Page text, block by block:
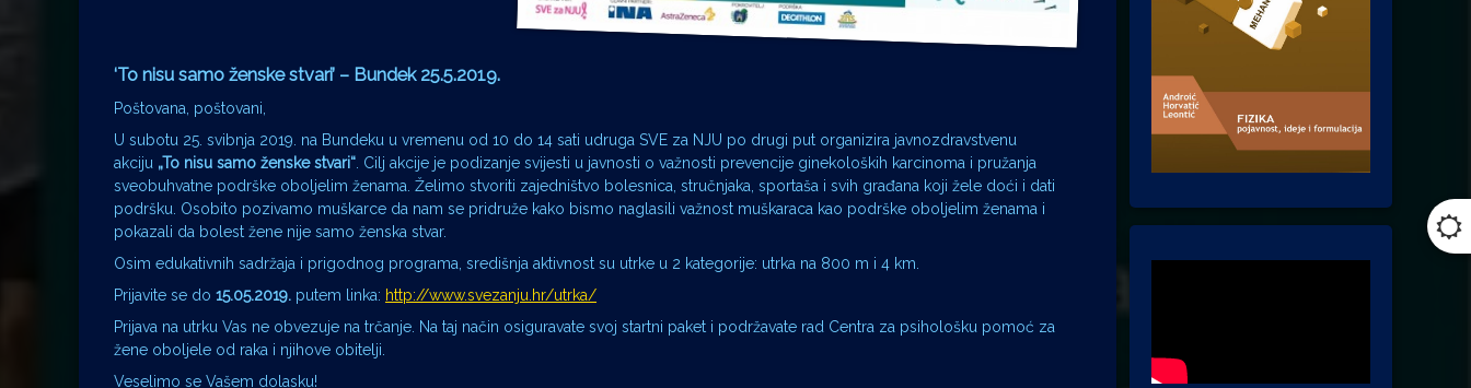
‘To nisu samo ženske stvari’ – Bundek 25.5.2019.
Poštovana, poštovani,
U subotu 25. svibnja 2019. na Bundeku u vremenu od 10 do 14 sati udruga SVE za NJU po drugi put organizira javnozdravstvenu
akciju „To nisu samo ženske stvari“ . Cilj akcije je podizanje svijesti u javnosti o važnosti prevencije ginekoloških karcinoma i pružanja
sveobuhvatne podrške oboljelim ženama. Želimo stvoriti zajedništvo bolesnica, stručnjaka, sportaša i svih građana koji žele doći i dati
podršku. Osobito pozivamo muškarce da nam se pridruže kako bismo naglasili važnost muškaraca kao podrške oboljelim ženama i
pokazali da bolest žene nije samo ženska stvar.
Osim edukativnih sadržaja i prigodnog programa, središnja aktivnost su utrke u 2 kategorije: utrka na 800 m i 4 km.
Prijavite se do 15.05.2019. putem linka: http://www.svezanju.hr/utrka/
Prijava na utrku Vas ne obvezuje na trčanje. Na taj način osiguravate svoj startni paket i podržavate rad Centra za psihološku pomoć za
žene oboljele od raka i njihove obitelji.
Veselimo se Vašem dolasku!